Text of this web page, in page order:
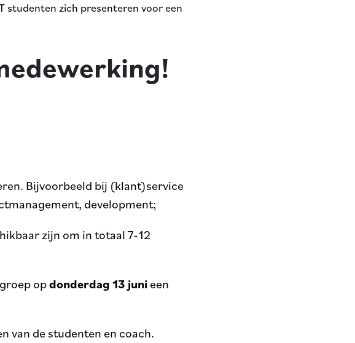
studenten zich presenteren voor een
Bijvoorbeeld bij (klant)service
development;
zijn om in totaal 7-12
opdonderdag 13 junieen
van de studenten en coach.